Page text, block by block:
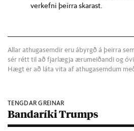
verkefni þeirra skarast.
Allar athugasemdir eru ábyrgð á þeirra
sér rétt til að fjarlægja ærumeiðandi og
Hægt er að láta vita af athugasemdum
TENGDAR GREINAR
Bandaríki Trumps